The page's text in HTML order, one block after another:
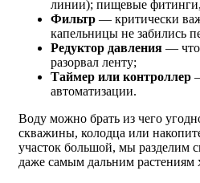
линии); пищевые
Фильтр — критически
капельницы не забились
Редуктор давления —
разорвал ленту;
Таймер или контроллер
автоматизации.
Воду можно брать из чего
скважины, колодца или
участок большой, мы разделим
даже самым дальним растениям